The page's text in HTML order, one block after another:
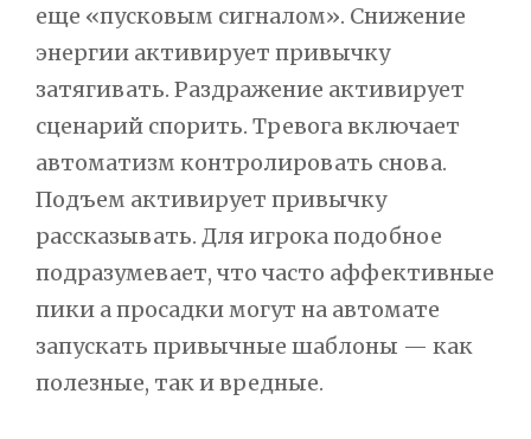
еще «пусковым сигналом». Снижение
энергии активирует привычку
затягивать. Раздражение активирует
сценарий спорить. Тревога включает
автоматизм контролировать снова.
Подъем активирует привычку
рассказывать. Для игрока подобное
подразумевает, что часто аффективные
пики а просадки могут на автомате
запускать привычные шаблоны — как
полезные, так и вредные.